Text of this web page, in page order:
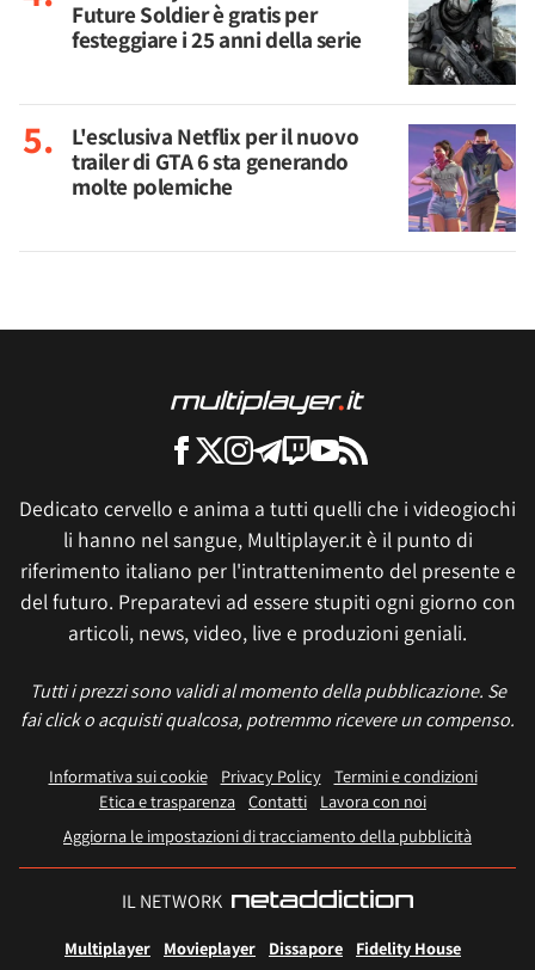
Future Soldier è gratis per
festeggiare i 25 anni della serie
L'esclusiva Netflix per il nuovo
trailer di GTA 6 sta generando
molte polemiche
Dedicato cervello e anima a tutti quelli che i videogiochi
li hanno nel sangue, Multiplayer.it è il punto di
riferimento italiano per l'intrattenimento del presente e
del futuro. Preparatevi ad essere stupiti ogni giorno con
articoli, news, video, live e produzioni geniali.
Tutti i prezzi sono validi al momento della pubblicazione. Se
fai click o acquisti qualcosa, potremmo ricevere un compenso.
Informativa sui cookie Privacy Policy
Termini e condizioni
Etica e trasparenza Contatti
Lavora con noi
Aggiorna le impostazioni di tracciamento della pubblicità
IL NETWORK
Multiplayer Movieplayer Dissapore Fidelity House